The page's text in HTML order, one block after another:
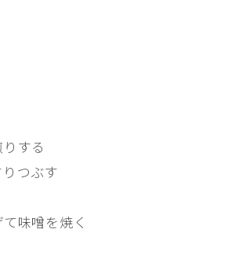
する
つぶす
味噌を焼く